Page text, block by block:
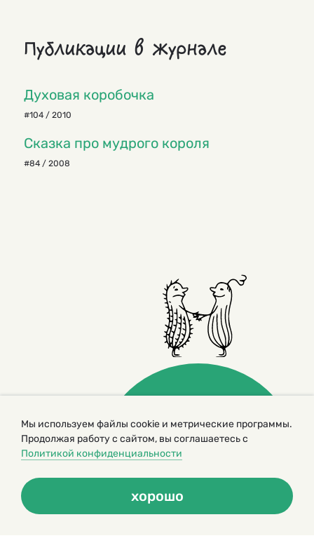
Публикации в журнале
Духовая коробочка
#104 / 2010
Сказка про мудрого короля
#84 / 2008
© 2000 – 2026. Кукумбер. Литературный иллюстрированный
журнал для детей
сайта
Политика конфиденциальности
Мы используем файлы cookie и метрические программы.
Продолжая работу с сайтом, вы соглашаетесь с
Политикой конфиденциальности
хорошо